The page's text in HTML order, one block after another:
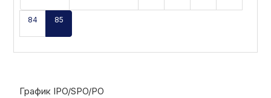
84 85
График IPO/SPO/PO